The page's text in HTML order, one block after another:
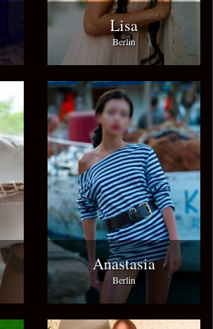
Lisa
Berlin
Anastasia
Berlin